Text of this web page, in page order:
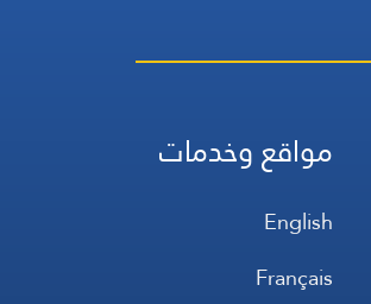
مواقع وخدمات
English
Français